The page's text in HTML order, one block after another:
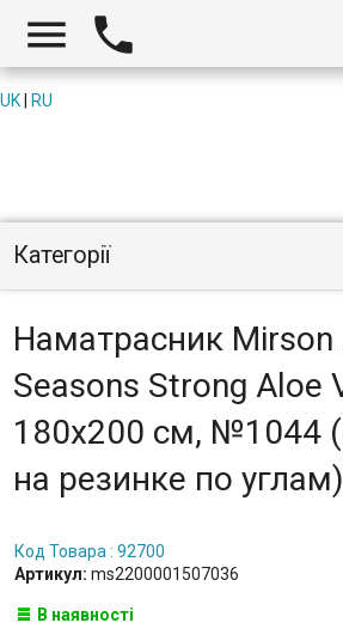
 
UK RU
Категорії
Наматрасник
Seasons Strong Aloe
180x200 см, №1044
на резинке по углам)
Код Товара : 92700
Артикул: ms2200001507036
В наявності